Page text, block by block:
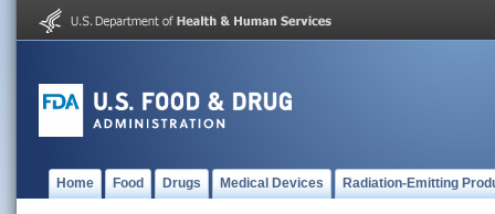
Home Food Drugs Medical Devices Radiation-Emitting